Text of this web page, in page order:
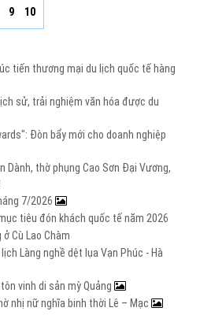
9 10
tiến thương mại du lịch quốc tế hàng
sử, trải nghiệm văn hóa được du
Đòn bẩy mới cho doanh nghiệp
Dành, thờ phụng Cao Sơn Đại Vương,
7/2026
tiêu đón khách quốc tế năm 2026
Cù Lao Chàm
Làng nghề dệt lụa Vạn Phúc - Hà
vinh di sản mỳ Quảng
nhị nữ nghĩa binh thời Lê – Mạc